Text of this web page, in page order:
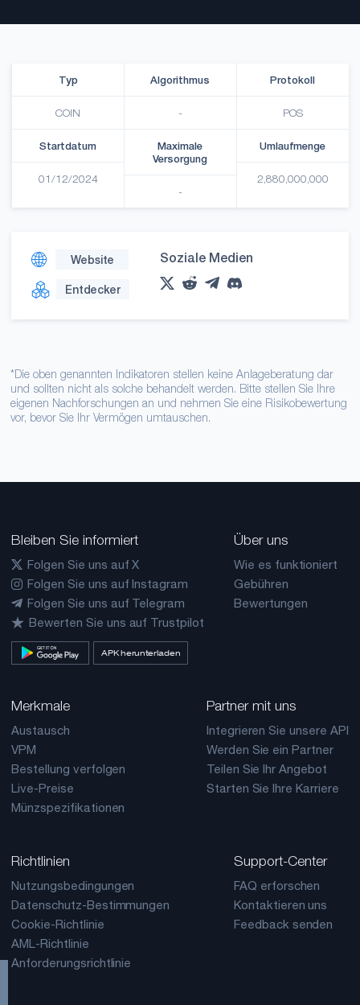
Typ
COIN
Algorithmus
-
Protokoll
POS
Startdatum
01/12/2024
Maximale
Versorgung
-
Umlaufmenge
2,880,000,000
Website
Entdecker
Soziale Medien
*Die oben genannten Indikatoren stellen keine Anlageberatung dar
und sollten nicht als solche behandelt werden. Bitte stellen Sie Ihre
eigenen Nachforschungen an und nehmen Sie eine Risikobewertung
vor, bevor Sie Ihr Vermögen umtauschen.
Bleiben Sie informiert
Folgen Sie uns auf X
Folgen Sie uns auf Instagram
Folgen Sie uns auf Telegram
Bewerten Sie uns auf Trustpilot
APK herunterladen
Über uns
Wie es funktioniert
Gebühren
Bewertungen
Merkmale
Austausch
VPM
Bestellung verfolgen
Live-Preise
Münzspezifikationen
Partner mit uns
Integrieren Sie unsere API
Werden Sie ein Partner
Teilen Sie Ihr Angebot
Starten Sie Ihre Karriere
Richtlinien
Nutzungsbedingungen
Datenschutz-Bestimmungen
Cookie-Richtlinie
AML-Richtlinie
Anforderungsrichtlinie
Support-Center
FAQ erforschen
Kontaktieren uns
Feedback senden